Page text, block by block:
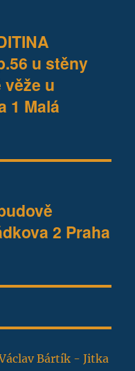
u stěny
u
1 Malá
2 Praha
Bártík - Jitka